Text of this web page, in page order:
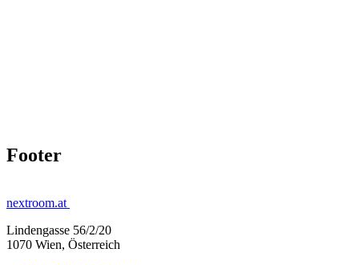
Footer
nextroom.at
Lindengasse 56/2/20
1070 Wien, Österreich